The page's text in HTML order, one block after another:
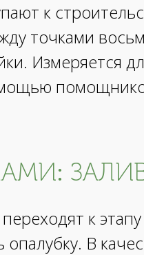
к
точками
Измеряется
к
В